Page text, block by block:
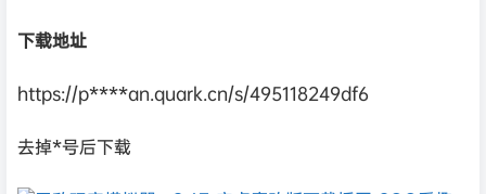
下载地址
https://p****an.quark.cn/s/495118249df6
去掉*号后下载